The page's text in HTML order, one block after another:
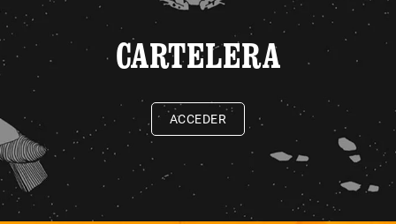
CARTELERA
ACCEDER